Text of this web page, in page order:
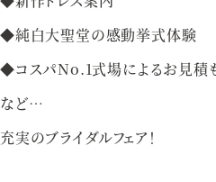
山梨県甲府市
◆純白大聖堂の感動挙式体験
◆コスパNo.1式場によるお見積
など…
充実のブライダルフェア！